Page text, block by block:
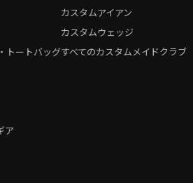
トートバッグ
ア
カスタムアイアン
カスタムウェッジ
すべてのカスタムメイドクラブ